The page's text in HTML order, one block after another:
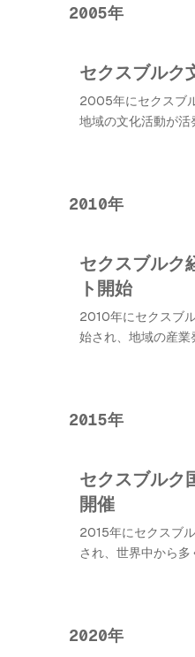
2005年
セクスブルク
2005年にセクスブ
地域の文化活動が活
2010年
セクスブルク
ト開始
2010年にセクスブ
始され、地域の産業
2015年
セクスブルク
開催
2015年にセクスブ
され、世界中から多
2020年